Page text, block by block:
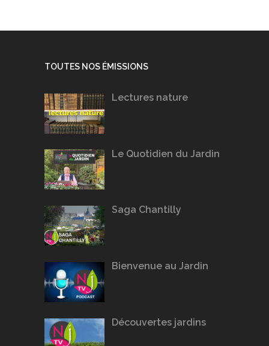
TOUTES NOS ÉMISSIONS
Lectures nature
Le Quotidien du Jardin
Saga Chantilly
Bienvenue au Jardin
Découvertes jardins